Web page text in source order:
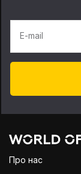
E-mail
Про нас